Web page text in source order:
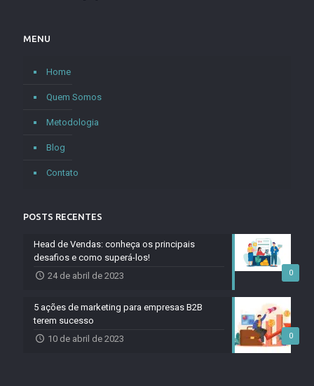
MENU
Home
Quem Somos
Metodologia
Blog
Contato
POSTS RECENTES
0
Head de Vendas: conheça os principais
desafios e como superá-los!
24 de abril de 2023
0
5 ações de marketing para empresas B2B
terem sucesso
10 de abril de 2023